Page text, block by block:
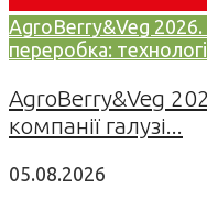
AgroBerry&Veg 2026.
переробка:
AgroBerry&Veg
компанії галузі...
05.08.2026